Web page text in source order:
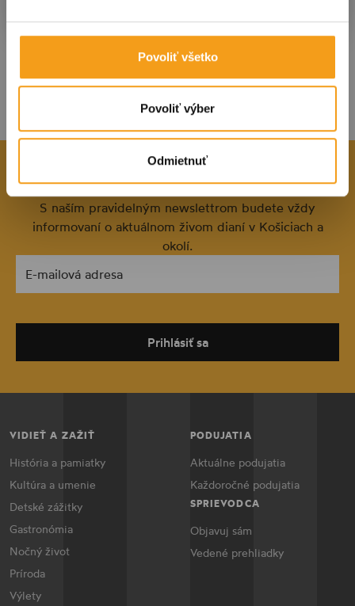
Povoliť všetko
Povoliť výber
Odmietnuť
OSTAŇTE V OBRAZE
S naším pravidelným newslettrom budete vždy
informovaní o aktuálnom živom dianí v Košiciach a
okolí.
E-mailová adresa
Prihlásiť sa
VIDIEŤ A ZAŽIŤ
História a pamiatky
Kultúra a umenie
Detské zážitky
Gastronómia
Nočný život
Príroda
Výlety
PODUJATIA
Aktuálne podujatia
Každoročné podujatia
SPRIEVODCA
Objavuj sám
Vedené prehliadky